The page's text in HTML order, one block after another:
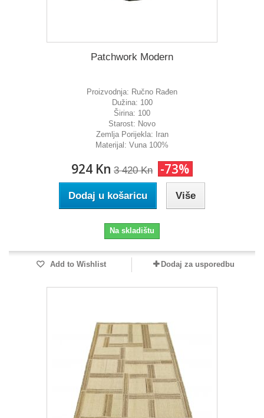
Patchwork Modern
Proizvodnja: Ručno Rađen
Dužina: 100
Širina: 100
Starost: Novo
Zemlja Porijekla:
Iran
Materijal: Vuna 100%
924 Kn 3 420 Kn -73%
Dodaj u košaricu Više
Na skladištu
Add to Wishlist Dodaj za usporedbu